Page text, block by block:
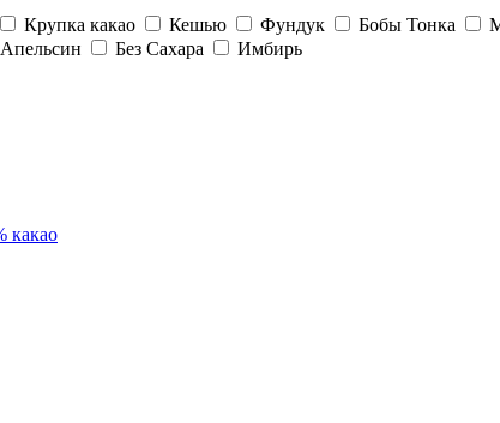
Крупка какао Кешью Фундук Бобы Тонка
Апельсин Без Сахара
Имбирь